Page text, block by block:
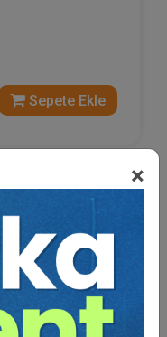
×
Sepete Ekle
%40